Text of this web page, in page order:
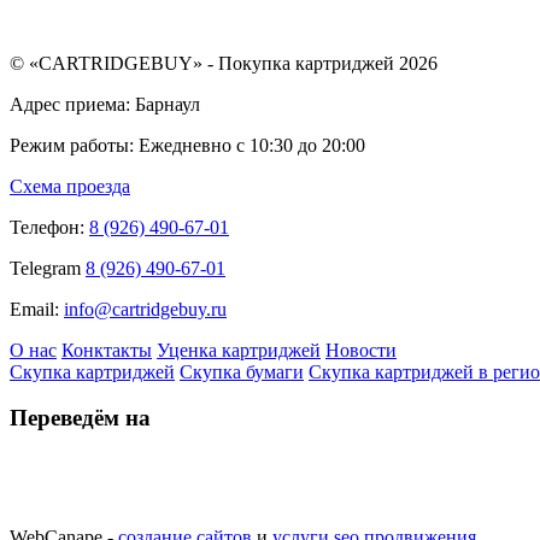
© «CARTRIDGEBUY» - Покупка картриджей 2026
Адрес приема: Барнаул
Режим работы: Ежедневно с 10:30 до 20:00
Схема проезда
Телефон: 8 (926) 490-67-01
Telegram 8 (926) 490-67-01
Email: info@cartridgebuy.ru
О нас Конктакты Уценка картриджей Новости
Скупка картриджей Скупка бумаги Скупка картриджей в
Переведём на